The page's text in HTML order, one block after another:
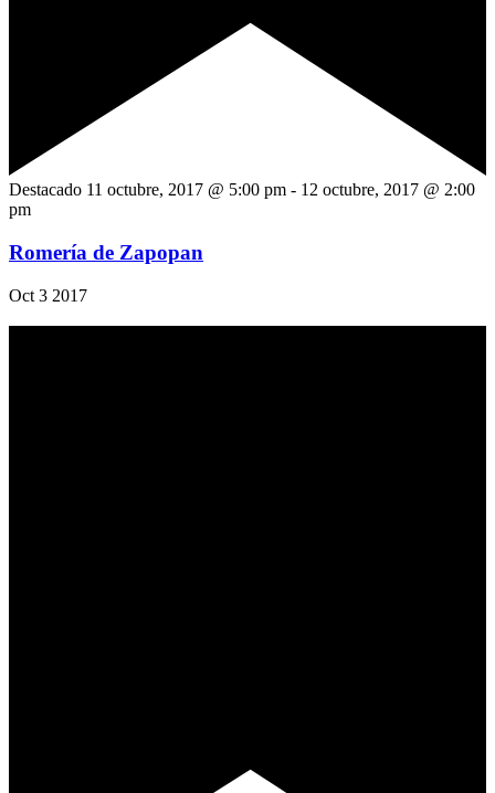
Destacado 11 octubre, 2017 @ 5:00 pm - 12 octubre, 2017 @ 2:00
pm
Romería de Zapopan
Oct 3 2017